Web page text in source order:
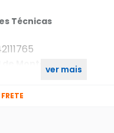
Técnicas
Sim
ver mais